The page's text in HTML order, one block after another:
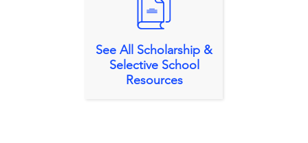
See All Scholarship &
Selective School
Resources